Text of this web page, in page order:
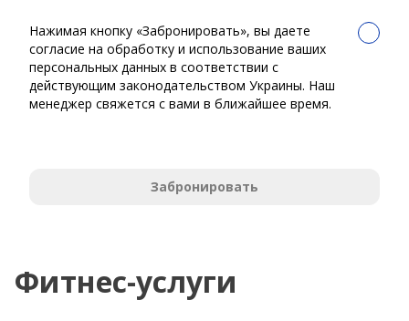
Нажимая кнопку «Забронировать», вы даете
согласие на обработку и использование ваших
персональных данных в соответствии с
действующим законодательством Украины. Наш
менеджер свяжется с вами в ближайшее время.
Забронировать
Фитнес-услуги